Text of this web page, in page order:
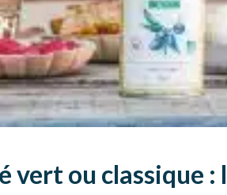
ou classique :